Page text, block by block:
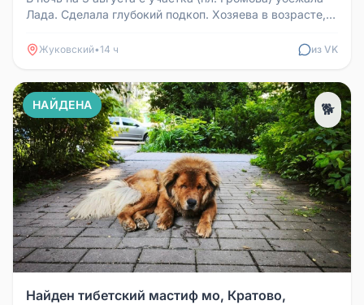
Лада. Сделала глубокий подкоп. Хозяева в возрасте,
Жуковский•14 ч из VK
НАЙДЕНА 🐕
Найден тибетский мастиф мо, Кратово,